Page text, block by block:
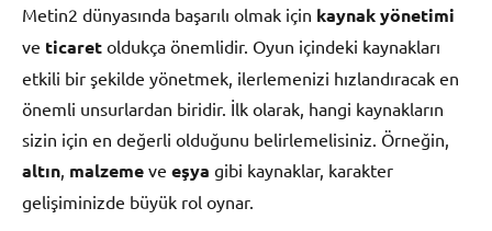
Metin2 dünyasında başarılı olmak için kaynak yönetimi
ve ticaret oldukça önemlidir. Oyun içindeki kaynakları
etkili bir şekilde yönetmek, ilerlemenizi hızlandıracak en
önemli unsurlardan biridir. İlk olarak, hangi kaynakların
sizin için en değerli olduğunu belirlemelisiniz. Örneğin,
altın, malzeme ve eşya gibi kaynaklar, karakter
gelişiminizde büyük rol oynar.